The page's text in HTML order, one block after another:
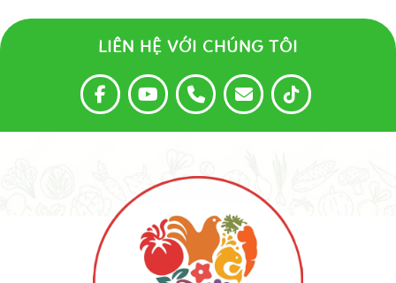
LIÊN HỆ VỚI CHÚNG TÔI